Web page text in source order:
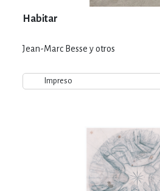
Habitar
Jean-Marc Besse y otros
Impreso